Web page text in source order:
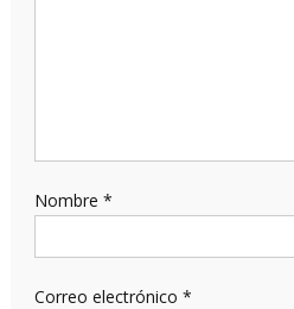
Nombre *
Correo electrónico *